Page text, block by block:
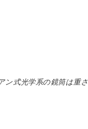
ン式光学系の鏡筒は重さ